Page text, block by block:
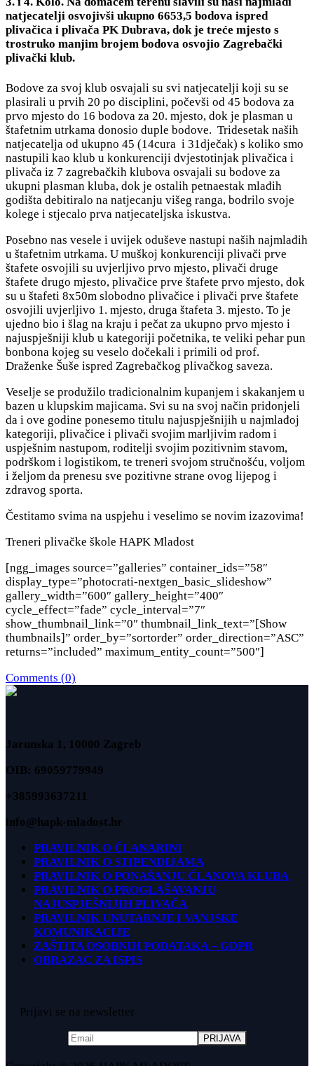
natjecatelji osvojivši ukupno 6653,5 bodova ispred
plivačica i plivača PK Dubrava, dok je treće mjesto s
trostruko manjim brojem bodova osvojio Zagrebački
plivački klub.
Bodove za svoj klub osvajali su svi natjecatelji koji su se
plasirali u prvih 20 po disciplini, počevši od 45 bodova za
prvo mjesto do 16 bodova za 20. mjesto, dok je plasman u
štafetnim utrkama donosio duple bodove. Tridesetak naših
natjecatelja od ukupno 45 (14cura i 31dječak) s koliko smo
nastupili kao klub u konkurenciji dvjestotinjak plivačica i
plivača iz 7 zagrebačkih klubova osvajali su bodove za
ukupni plasman kluba, dok je ostalih petnaestak mlađih
godišta debitiralo na natjecanju višeg ranga, bodrilo svoje
kolege i stjecalo prva natjecateljska iskustva.
Posebno nas vesele i uvijek oduševe nastupi naših najmlađih
u štafetnim utrkama. U muškoj konkurenciji plivači prve
štafete osvojili su uvjerljivo prvo mjesto, plivači druge
štafete drugo mjesto, plivačice prve štafete prvo mjesto, dok
su u štafeti 8x50m slobodno plivačice i plivači prve štafete
osvojili uvjerljivo 1. mjesto, druga štafeta 3. mjesto. To je
ujedno bio i šlag na kraju i pečat za ukupno prvo mjesto i
najuspješniji klub u kategoriji početnika, te veliki pehar pun
bonbona kojeg su veselo dočekali i primili od prof.
Draženke Šuše ispred Zagrebačkog plivačkog saveza.
Veselje se produžilo tradicionalnim kupanjem i skakanjem u
bazen u klupskim majicama. Svi su na svoj način pridonjeli
da i ove godine ponesemo titulu najuspješnijih u najmlađoj
kategoriji, plivačice i plivači svojim marljivim radom i
uspješnim nastupom, roditelji svojim pozitivnim stavom,
podrškom i logistikom, te treneri svojom stručnošću, voljom
i željom da prenesu sve pozitivne strane ovog lijepog i
zdravog sporta.
Čestitamo svima na uspjehu i veselimo se novim izazovima!
Treneri plivačke škole HAPK Mladost
[ngg_images source=”galleries” container_ids=”58″
display_type=”photocrati-nextgen_basic_slideshow”
gallery_width=”600″ gallery_height=”400″
cycle_effect=”fade” cycle_interval=”7″
show_thumbnail_link=”0″ thumbnail_link_text=”[Show
thumbnails]” order_by=”sortorder” order_direction=”ASC”
returns=”included” maximum_entity_count=”500″]
Comments (0)
Jarunska 1, 10000 Zagreb
OIB: 69059779949
+385993637211
info@hapk-mladost.hr
PRAVILNIK O ČLANARINI
PRAVILNIK O STIPENDIJAMA
PRAVILNIK O PONAŠANJU ČLANOVA KLUBA
PRAVILNIK O PROGLAŠAVANJU
NAJUSPJEŠNIJIH PLIVAČA
PRAVILNIK UNUTARNJE I VANJSKE
KOMUNIKACIJE
ZAŠTITA OSOBNIH PODATAKA – GDPR
OBRAZAC ZA ISPIS
Prijavi se na newsletter